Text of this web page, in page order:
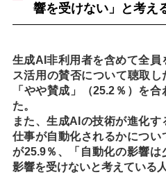
響を受けない」と考え
生成AI非利用者を含めて全
ス活用の賛否について聴取
「やや賛成」（25.2％）を
た。
また、生成AIの技術が進化
仕事が自動化されるかについ
が25.9％、「自動化の影響は
影響を受けないと考えている